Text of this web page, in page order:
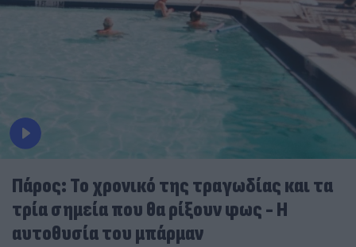
Πάρος: Το χρονικό της τραγωδίας και τα
τρία σημεία που θα ρίξουν φως - Η
αυτοθυσία του μπάρμαν